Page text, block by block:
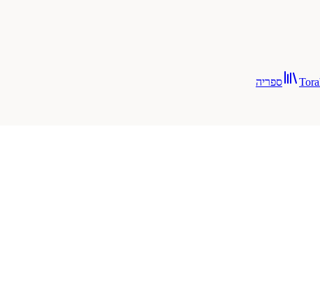
ספריה